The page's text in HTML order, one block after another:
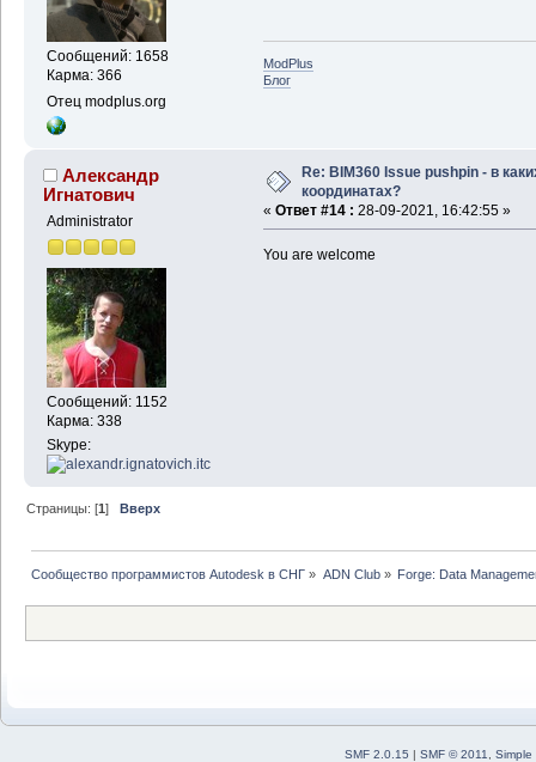
Сообщений: 1658
Карма: 366
Отец modplus.org
ModPlus
Блог
Александр
Игнатович
Administrator
Сообщений: 1152
Карма: 338
Skype:
Re: BIM360 Issue pushpin - в
координатах?
« Ответ #14 : 28-09-2021, 16:42:55 »
You are welcome
Страницы: [1]Вверх
Сообщество программистов Autodesk в СНГ » ADN Club» Forge: Data
SMF 2.0.15 | SMF © 2011
Simple